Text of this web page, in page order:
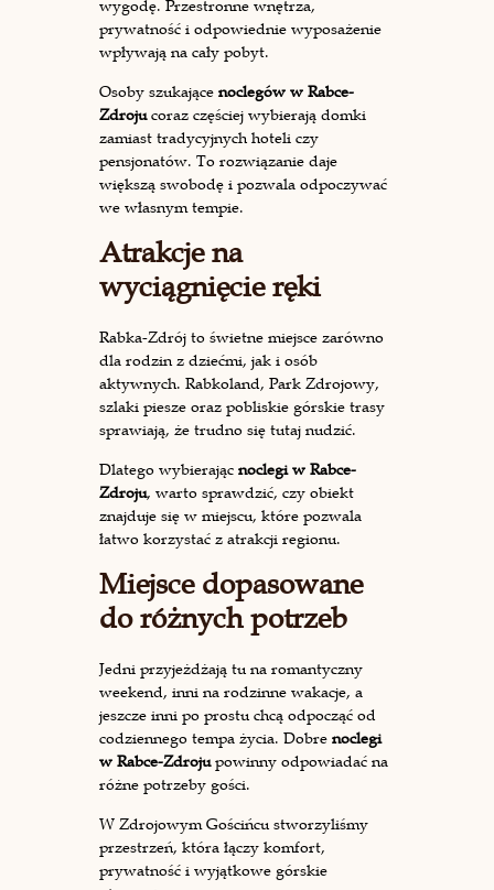
wygodę. Przestronne wnętrza,
prywatność i odpowiednie wyposażenie
wpływają na cały pobyt.
Osoby szukające noclegów w Rabce-
Zdrojucoraz częściej wybierają domki
zamiast tradycyjnych hoteli czy
pensjonatów. To rozwiązanie daje
większą swobodę i pozwala odpoczywać
we własnym tempie.
Atrakcje na
wyciągnięcie ręki
Rabka-Zdrój to świetne miejsce zarówno
dla rodzin z dziećmi, jak i osób
aktywnych. Rabkoland, Park Zdrojowy,
szlaki piesze oraz pobliskie górskie trasy
sprawiają, że trudno się tutaj nudzić.
Dlatego wybierając noclegi w Rabce-
Zdroju, warto sprawdzić, czy obiekt
znajduje się w miejscu, które pozwala
łatwo korzystać z atrakcji regionu.
Miejsce dopasowane
do różnych potrzeb
Jedni przyjeżdżają tu na romantyczny
weekend, inni na rodzinne wakacje, a
jeszcze inni po prostu chcą odpocząć od
codziennego tempa życia. Dobre noclegi
w Rabce-Zdrojupowinny odpowiadać na
różne potrzeby gości.
W Zdrojowym Gościńcu stworzyliśmy
przestrzeń, która łączy komfort,
prywatność i wyjątkowe górskie